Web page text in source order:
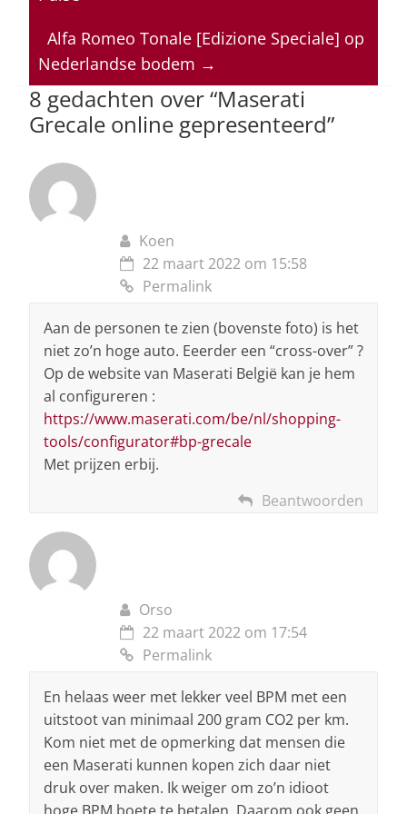
p
p
o
o
k
n s
Alfa Romeo Tonale [Edizione Speciale] op
Nederlandse bodem →
8 gedachten over “Maserati
Grecale online gepresenteerd”
Koen
22 maart 2022 om 15:58
Permalink
Aan de personen te zien (bovenste foto) is het
niet zo’n hoge auto. Eeerder een “cross-over” ?
Op de website van Maserati België kan je hem
al configureren :
https://www.maserati.com/be/nl/shopping-
tools/configurator#bp-grecale
Met prijzen erbij.
Beantwoorden
Orso
22 maart 2022 om 17:54
Permalink
En helaas weer met lekker veel BPM met een
uitstoot van minimaal 200 gram CO2 per km.
Kom niet met de opmerking dat mensen die
een Maserati kunnen kopen zich daar niet
druk over maken. Ik weiger om zo’n idioot